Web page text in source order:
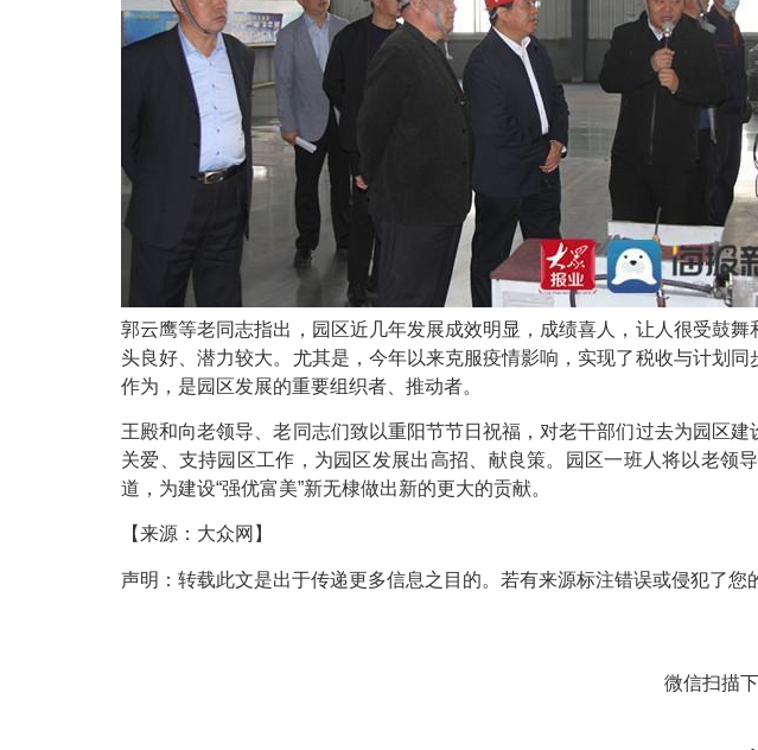
郭云鹰等老同志指出，园区近几年发展成效明显，成绩喜人，让人很受鼓
头良好、潜力较大。尤其是，今年以来克服疫情影响，实现了税收与计划
作为，是园区发展的重要组织者、推动者。
王殿和向老领导、老同志们致以重阳节节日祝福，对老干部们过去为园区
关爱、支持园区工作，为园区发展出高招、献良策。园区一班人将以老
道，为建设“强优富美”新无棣做出新的更大的贡献。
【来源：大众网】
声明：转载此文是出于传递更多信息之目的。若有来源标注错误或侵犯了
微信扫描